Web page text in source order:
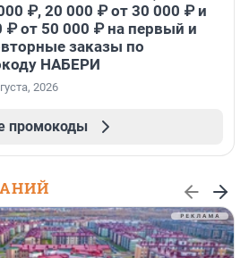
₽, 20 000 ₽ от 30 000 ₽ и
₽ от 50 000 ₽ на первый и
заказы по
НАБЕРИ
2026
промокоды